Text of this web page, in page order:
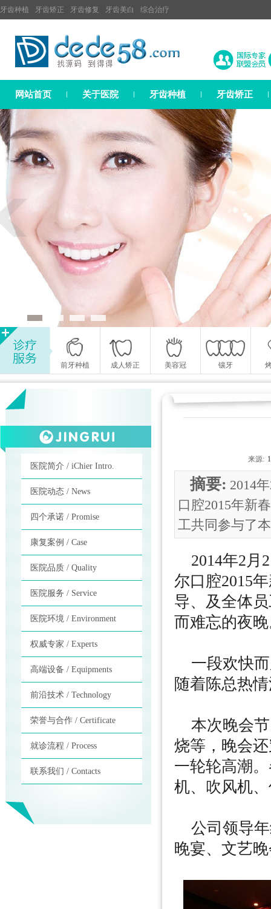
牙齿种植 牙齿矫正 牙齿修复 牙齿美白 综合治疗
网站首页 关于医院 牙齿种植 牙齿矫正
前牙种植 成人矫正 美容冠 镶牙
医院简介 / iChier Intro.
医院动态 / News
四个承诺 / Promise
康复案例 / Case
医院品质 / Quality
医院服务 / Service
医院环境 / Environment
权威专家 / Experts
高端设备 / Equipments
前沿技术 / Technology
荣誉与合作 / Certificate
就诊流程 / Process
联系我们 / Contacts
来源:
摘要: 2014
口腔2015年新
工共同参与了
2014年2月
尔口腔2015
导、及全体
而难忘的夜
一段欢快而
随着陈总热
本次晚会节
烧等，晚会
一轮轮高潮
机、吹风机
公司领导年
晚宴、文艺